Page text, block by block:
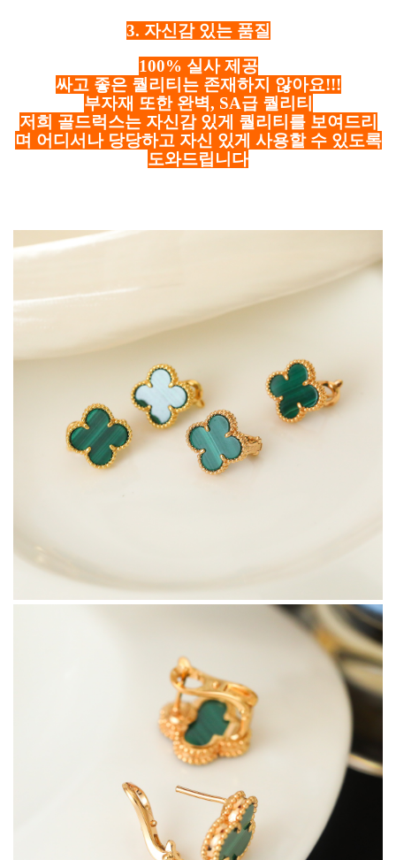
3. 자신감 있는 품질
100% 실사 제공
싸고 좋은 퀄리티는 존재하지 않아요!!!
부자재 또한 완벽, SA급 퀄리티
저희 골드럭스는 자신감 있게 퀄리티를 보여드리
며 어디서나 당당하고 자신 있게 사용할 수 있도록
도와드립니다